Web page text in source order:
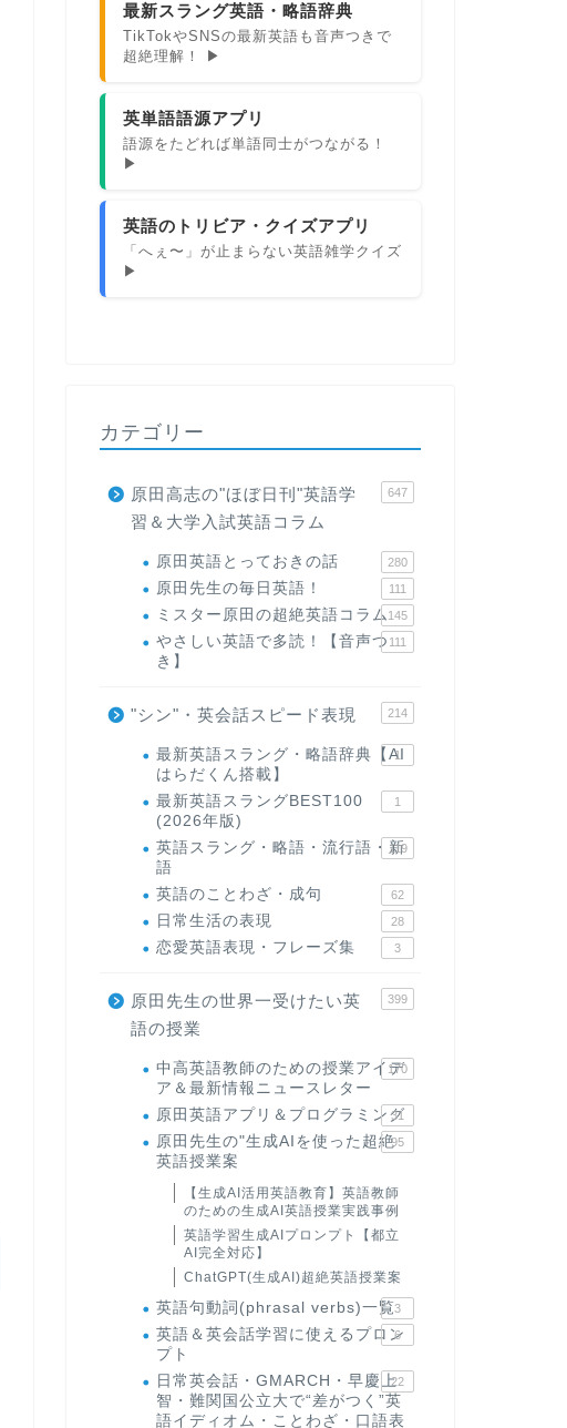
最新スラング英語・略語辞典
TikTokやSNSの最新英語も音声つきで
超絶理解！ ▶
英単語語源アプリ
語源をたどれば単語同士がつながる！
▶
英語のトリビア・クイズアプリ
「へぇ〜」が止まらない英語雑学クイズ
▶
カテゴリー
原田高志の"ほぼ日刊"英語学
習＆大学入試英語コラム
647
原田英語とっておきの話 280
原田先生の毎日英語！ 111
ミスター原田の超絶英語コラム145
やさしい英語で多読！【音声つ
き】
111
"シン"・英会話スピード表現 214
最新英語スラング・略語辞典【AI
はらだくん搭載】
1
最新英語スラングBEST100
(2026年版)
1
英語スラング・略語・流行語・新
語
119
英語のことわざ・成句 62
日常生活の表現 28
恋愛英語表現・フレーズ集 3
原田先生の世界一受けたい英
語の授業
399
中高英語教師のための授業アイデ
ア＆最新情報ニュースレター
170
原田英語アプリ＆プログラミング
31
原田先生の"生成AIを使った超絶
英語授業案
95
【生成AI活用英語教育】英語教師
のための生成AI英語授業実践事例
英語学習生成AIプロンプト【都立
AI完全対応】
ChatGPT(生成AI)超絶英語授業案
英語句動詞(phrasal verbs)一覧3
英語＆英会話学習に使えるプロン
プト
6
日常英会話・GMARCH・早慶上
智・難関国公立大で“差がつく”英
語イディオム・ことわざ・口語表
22